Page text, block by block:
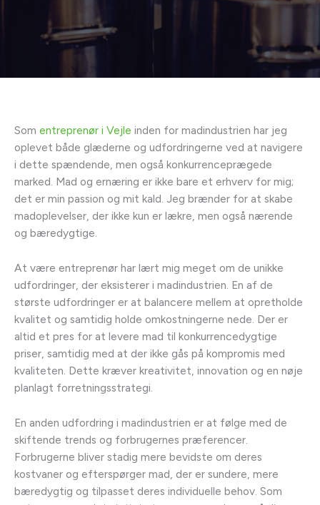
Som entreprenør i Vejle inden for madindustrien har jeg
oplevet både glæderne og udfordringerne ved at navigere
i dette spændende, men også konkurrenceprægede
marked. Mad og ernæring er ikke bare et erhverv for mig;
det er min passion og mit kald. Jeg brænder for at skabe
madoplevelser, der ikke kun er lækre, men også nærende
og bæredygtige.
At være entreprenør har lært mig meget om de unikke
udfordringer, der eksisterer i madindustrien. En af de
største udfordringer er at balancere mellem at opretholde
kvalitet og samtidig holde omkostningerne nede. Der er
altid et pres for at levere mad til konkurrencedygtige
priser, samtidig med at der ikke gås på kompromis med
kvaliteten. Dette kræver kreativitet, innovation og en nøje
planlagt forretningsstrategi.
En anden udfordring i madindustrien er at følge med de
skiftende trends og forbrugernes præferencer.
Forbrugerne bliver stadig mere bevidste om deres
kostvaner og efterspørger mad, der er sundere, mere
bæredygtig og tilpasset deres individuelle behov. Som